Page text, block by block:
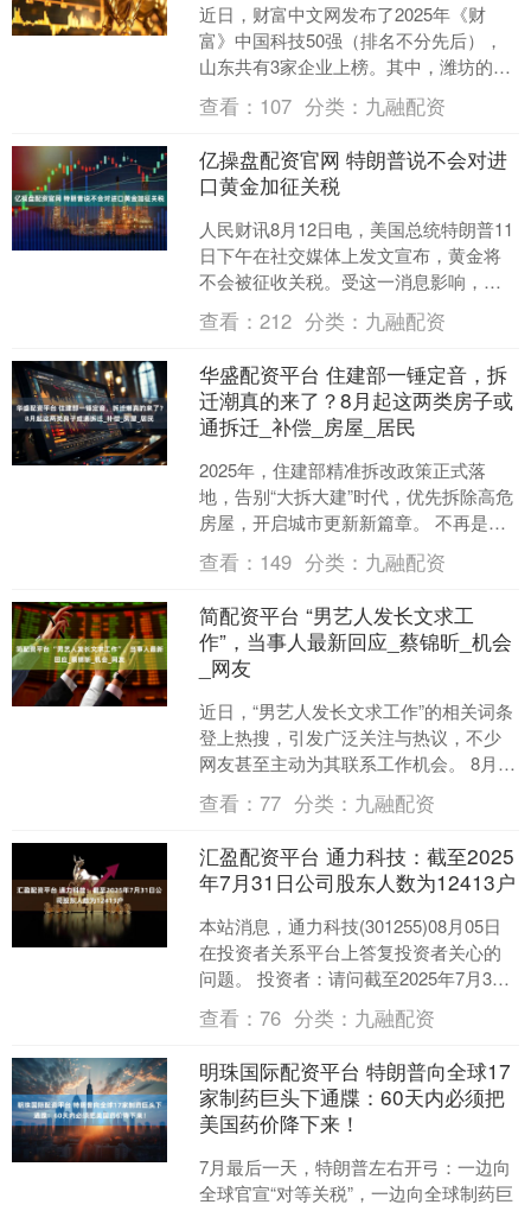
近日，财富中文网发布了2025年《财
富》中国科技50强（排名不分先后），
山东共有3家企业上榜。其中，潍坊的歌
尔股份有限公司榜上有名。 歌尔股份的
成长轨迹与消费电....
查看： 107 分类： 九融配资
亿操盘配资官网 特朗普说不会对进
口黄金加征关税
人民财讯8月12日电，美国总统特朗普11
日下午在社交媒体上发文宣布，黄金将
不会被征收关税。受这一消息影响，纽
约商品交易所黄金期货价格当日出现超
过2%的跌幅。由于....
查看：212 分类： 九融配资
华盛配资平台 住建部一锤定音，拆
迁潮真的来了？8月起这两类房子或
通拆迁_补偿_房屋_居民
2025年，住建部精准拆改政策正式落
地，告别“大拆大建”时代，优先拆除高危
房屋，开启城市更新新篇章。 不再是简
单的“推倒重建”，而是以精准为核心，对
不同类型的房....
查看： 149 分类： 九融配资
简配资平台 “男艺人发长文求工
作”，当事人最新回应_蔡锦昕_机会
_网友
近日，“男艺人发长文求工作”的相关词条
登上热搜，引发广泛关注与热议，不少
网友甚至主动为其联系工作机会。 8月6
日，大皖新闻记者采访了这位发文求职
的男艺人蔡锦昕。....
查看：77 分类： 九融配资
汇盈配资平台 通力科技：截至2025
年7月31日公司股东人数为12413户
本站消息，通力科技(301255)08月05日
在投资者关系平台上答复投资者关心的
问题。 投资者：请问截至2025年7月31
日公司股东人数是多少？谢谢~通力科技
董....
查看：76 分类： 九融配资
明珠国际配资平台 特朗普向全球17
家制药巨头下通牒：60天内必须把
美国药价降下来！
7月最后一天，特朗普左右开弓：一边向
全球官宣“对等关税”，一边向全球制药巨